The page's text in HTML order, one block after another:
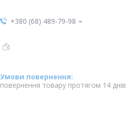
+380 (68) 489-79-98
повернення товару протягом 14 днів